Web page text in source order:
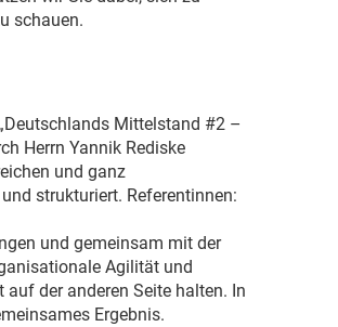
schauen.
Mittelstand #2 –
Herrn Yannik Rediske
und ganz
strukturiert. Referentinnen:
und gemeinsam mit der
Agilität und
der anderen Seite halten. In
Ergebnis.